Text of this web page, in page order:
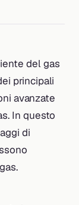
del gas
principali
avanzate
In questo
di